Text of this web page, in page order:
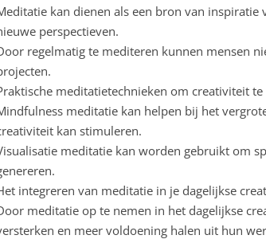
kan dienen als een bron van
perspectieven.
regelmatig te mediteren kunnen mensen
meditatietechnieken om creativiteit
meditatie kan helpen bij het
kan stimuleren.
meditatie kan worden gebruikt om
integreren van meditatie in je dagelijkse
meditatie op te nemen in het dagelijkse
en meer voldoening halen uit hun